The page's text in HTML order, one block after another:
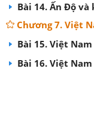
Bài 14. Ấn Độ
Chương 7. Việt
Bài 15. Việt
Bài 16. Việt